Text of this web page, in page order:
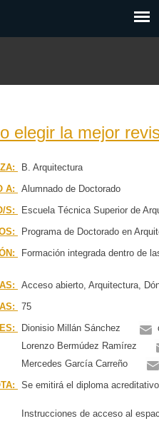
su experiencia de usuario.
elegir la mejor
B. Arquitectura
A:
Alumnado de Doctorado
S:
Escuela Técnica Superior de
Programa de Doctorado en
Formación integrada dentro de
Acceso abierto, Arquitectura,
75
Dionisio Millán Sánchez
Lorenzo Bermúdez Ramírez
Mercedes García Carreño
Se emitirá el diploma
Instrucciones de acceso al